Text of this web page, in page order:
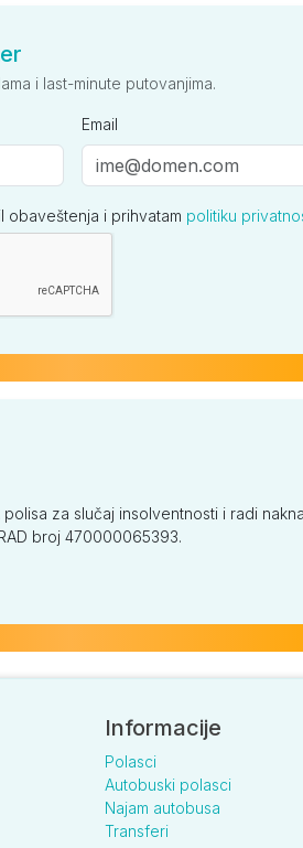
i last-minute putovanjima.
Email
obaveštenja i prihvatam politiku
za slučaj insolventnosti i radi
broj 470000065393.
Informacije
Polasci
Autobuski polasci
Najam autobusa
Transferi